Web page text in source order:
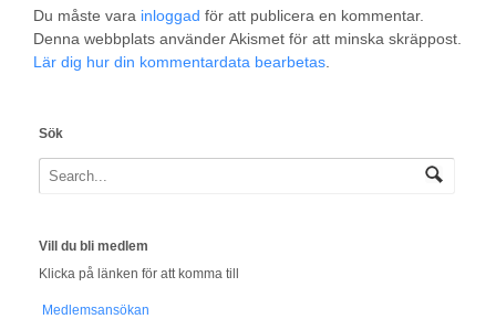
Du måste vara inloggad för att publicera en kommentar.
Denna webbplats använder Akismet för att minska skräppost.
Lär dig hur din kommentardata bearbetas
Sök
Vill du bli medlem
Klicka på länken för att komma till
Medlemsansökan